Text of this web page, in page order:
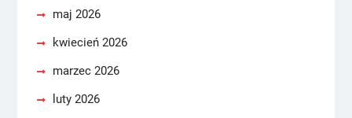
maj 2026
kwiecień 2026
marzec 2026
luty 2026